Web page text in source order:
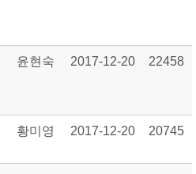
윤현숙 2017-12-20 22458
황미영 2017-12-20 20745